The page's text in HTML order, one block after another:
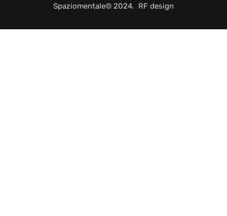
Spaziomentale© 2024. RF design